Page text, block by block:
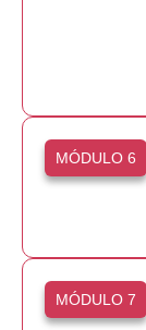
MÓDULO 6
MÓDULO 7